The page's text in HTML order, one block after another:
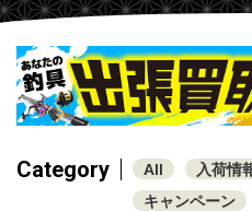
Category All 入荷情
キャンペーン